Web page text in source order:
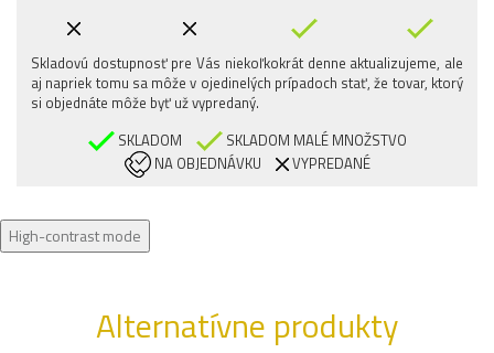
Skladovú dostupnosť pre Vás niekoľkokrát denne aktualizujeme, ale
aj napriek tomu sa môže v ojedinelých prípadoch stať, že tovar, ktorý
si objednáte môže byť už vypredaný.
SKLADOM
SKLADOM MALÉ MNOŽSTVO
NA OBJEDNÁVKU
VYPREDANÉ
High-contrast mode
Alternatívne produkty